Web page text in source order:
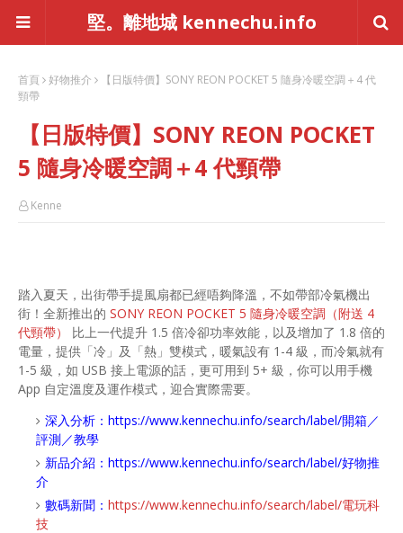
堅。離地城 kennechu.info
首頁 好物推介
【日版特價】SONY REON POCKET 5 隨身冷暖空調＋4 代
頸帶
【日版特價】SONY REON POCKET
5 隨身冷暖空調＋4 代頸帶
Kenne
踏入夏天，出街帶手提風扇都已經唔夠降溫，不如帶部冷氣機出
街！全新推出的 SONY REON POCKET 5 隨身冷暖空調（附送 4
代頸帶）
比上一代提升 1.5 倍冷卻功率效能，以及增加了 1.8 倍的
電量，提供「冷」及「熱」雙模式，暖氣設有 1-4 級，而冷氣就有
1-5 級，如 USB 接上電源的話，更可用到 5+ 級，你可以用手機
App 自定溫度及運作模式，迎合實際需要。
深入分析： https://www.kennechu.info/search/label/開箱／
評測／教學
新品介紹： https://www.kennechu.info/search/label/好物推
介
數碼新聞： https://www.kennechu.info/search/label/電玩科
技